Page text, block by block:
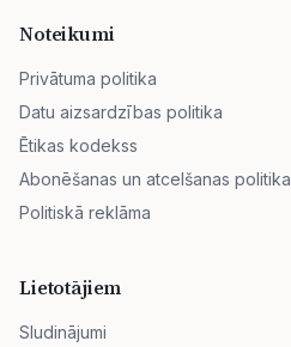
Noteikumi
Privātuma politika
Datu aizsardzības politika
Ētikas kodekss
Abonēšanas un atcelšanas politika
Politiskā reklāma
Lietotājiem
Sludinājumi